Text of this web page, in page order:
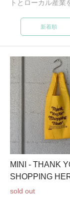
トとローカル産
新着順
MINI - THANK
SHOPPING
sold out